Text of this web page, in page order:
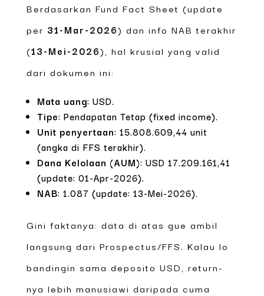
Berdasarkan Fund Fact Sheet (update
per 31-Mar-2026) dan info NAB terakhir
(13-Mei-2026), hal krusial yang valid
dari dokumen ini:
Mata uang: USD.
Tipe: Pendapatan Tetap (fixed income).
Unit penyertaan: 15.808.609,44 unit
(angka di FFS terakhir).
Dana Kelolaan (AUM): USD 17.209.161,41
(update: 01-Apr-2026).
NAB: 1.087 (update: 13-Mei-2026).
Gini faktanya: data di atas gue ambil
langsung dari Prospectus/FFS. Kalau lo
bandingin sama deposito USD, return-
nya lebih manusiawi daripada cuma